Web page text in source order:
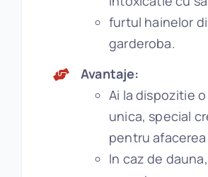
furtul hainelor
garderoba.
Avantaje:
Ai la dispozitie
unica, special
pentru afacerea
In caz de